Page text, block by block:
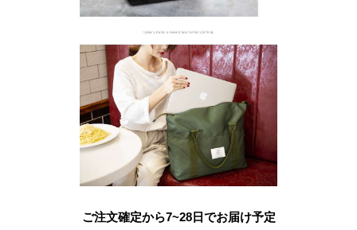
ご注文確定から7~28日でお届け予定